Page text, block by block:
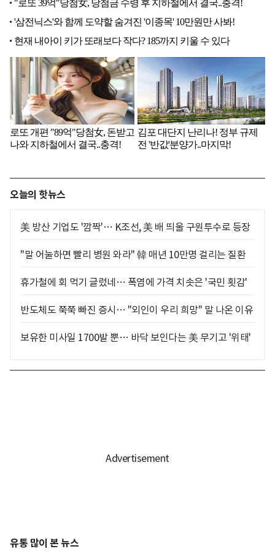
오늘의 핫뉴스
美 방산 기업도 '깜짝'… K조선, 美 배 띄울 구원투수로 등장
"말 어눌하면 빨리 병원 와라" 韓 매년 10만명 걸리는 질환
휴가철에 회 먹기 글렀네… 폭염에 가격 치솟은 '국민 횟감'
반도체도 쭉쭉 빠진 증시… "외인이 우리 희망" 말 나온 이유
보유한 미사일 1700발 뿐… 바닥 보인다는 美 무기고 '위태'
유통 많이 본 뉴스